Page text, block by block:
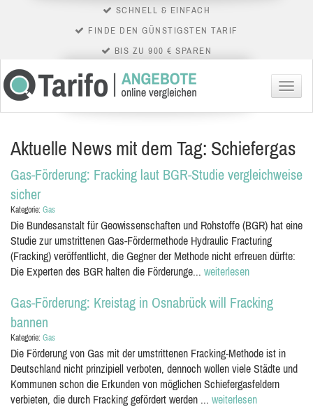
SCHNELL & EINFACH
FINDE DEN GÜNSTIGSTEN TARIF
BIS ZU 900 € SPAREN
Menü
Aktuelle News mit dem Tag: Schiefergas
Gas-Förderung: Fracking laut BGR-Studie vergleichweise
sicher
Kategorie: Gas
Die Bundesanstalt für Geowissenschaften und Rohstoffe (BGR) hat eine
Studie zur umstrittenen Gas-Fördermethode Hydraulic Fracturing
(Fracking) veröffentlicht, die Gegner der Methode nicht erfreuen dürfte:
Die Experten des BGR halten die Förderunge... weiterlesen
Gas-Förderung: Kreistag in Osnabrück will Fracking
bannen
Kategorie: Gas
Die Förderung von Gas mit der umstrittenen Fracking-Methode ist in
Deutschland nicht prinzipiell verboten, dennoch wollen viele Städte und
Kommunen schon die Erkunden von möglichen Schiefergasfeldern
verbieten, die durch Fracking gefördert werden ... weiterlesen